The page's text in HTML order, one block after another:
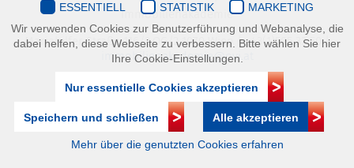
Immobilienakademie
Mariahilfer Straße 116/2.OG/2 1070 Wien | +43(1)505 32 50 |
immobilienakademie@ovi.at
ESSENTIELL STATISTIK
MARKETING
Wir verwenden Cookies zur Benutzerführung und Webanalyse, die
dabei helfen, diese Webseite zu verbessern. Bitte wählen Sie hier
Ihre Cookie-Einstellungen.
Nur essentielle Cookies akzeptieren
Speichern und schließen Alle akzeptieren
Mehr über die genutzten Cookies erfahren